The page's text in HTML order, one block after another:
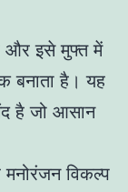
और इसे मुफ्त में
बनाता है। यह
है जो आसान
विकल्प